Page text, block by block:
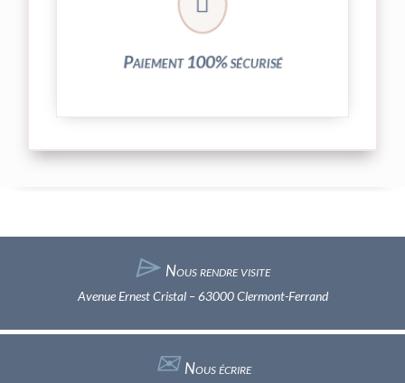
Paiement 100% sécurisé
Vos transactions par carte bancaire sont
entièrement sécurisées grâce au système
⌲ Nous rendre visite
Avenue Ernest Cristal – 63000 Clermont-Ferrand
✉︎Nous écrire